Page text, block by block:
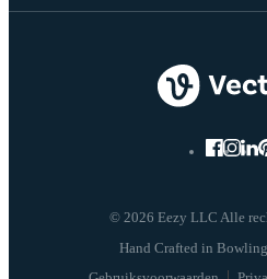
© 2026 Eezy LLC Alle